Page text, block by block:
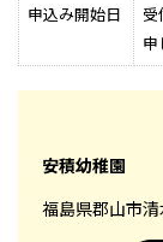
申込み開始日
申
安積幼稚園
福島県郡山市